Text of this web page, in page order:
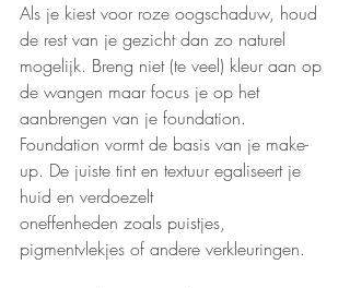
Als je kiest voor roze oogschaduw, houd
de rest van je gezicht dan zo naturel
mogelijk. Breng niet (te veel) kleur aan op
de wangen maar focus je op het
aanbrengen van je foundation.
Foundation vormt de basis van je make-
up. De juiste tint en textuur egaliseert je
huid en verdoezelt
oneffenheden zoals puistjes,
pigmentvlekjes of andere verkleuringen.